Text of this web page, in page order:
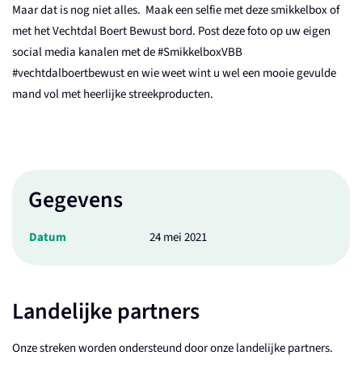
Maar dat is nog niet alles. Maak eenselfiemet deze smikkelbox of
met het Vechtdal Boert Bewust bord. Post deze foto op uw eigen
socialmedia kanalen met de #SmikkelboxVBB
#vechtdalboertbewusten wie weet wint u wel een mooie gevulde
mand vol met heerlijke streekproducten.
Gegevens
Datum 24 mei 2021
Landelijke partners
Onze streken worden ondersteund door onze landelijke partners.